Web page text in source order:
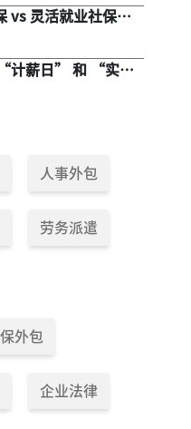
vs 灵活就业社保，
“计薪日” 和 “实际
人事外包
劳务派遣
外包
企业法律